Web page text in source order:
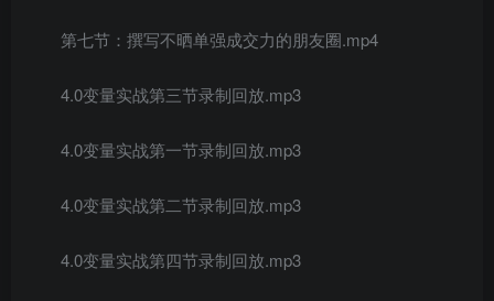
第七节：撰写不晒单强成交力的朋友圈.mp4
4.0变量实战第三节录制回放.mp3
4.0变量实战第一节录制回放.mp3
4.0变量实战第二节录制回放.mp3
4.0变量实战第四节录制回放.mp3